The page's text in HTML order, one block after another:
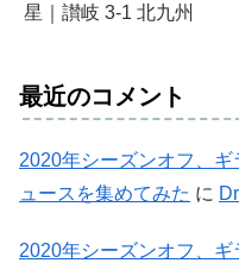
星｜讃岐 3-1 北九州
最近のコメント
2020年シーズンオフ、
ュースを集めてみた に
2020年シーズンオフ、